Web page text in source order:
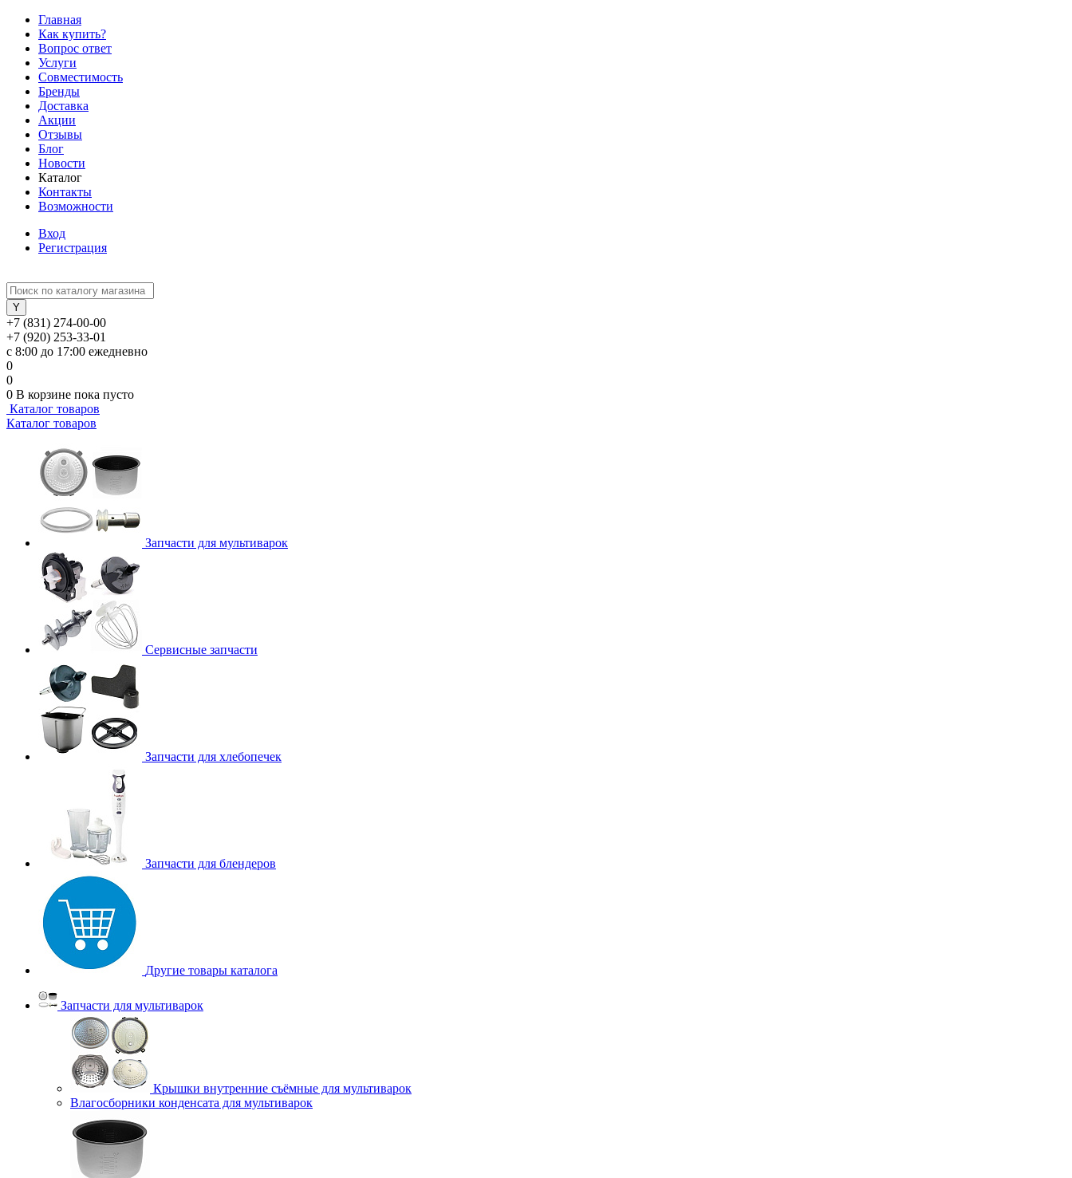
Главная
Как купить?
Вопрос ответ
Услуги
Совместимость
Бренды
Доставка
Акции
Отзывы
Блог
Новости
Каталог
Контакты
Возможности
Вход
Регистрация
+7 (831) 274-00-00
+7 (920) 253-33-01
с 8:00 до 17:00 ежедневно
0
0
0 В корзине пока пусто
Каталог товаров
Каталог товаров
Запчасти для мультиварок
Сервисные запчасти
Запчасти для хлебопечек
Запчасти для блендеров
Другие товары каталога
Запчасти для мультиварок
Крышки внутренние съёмные для мультиварок
Влагосборники конденсата для мультиварок